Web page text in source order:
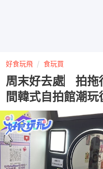
好食玩飛 食玩買
周末好去處︳拍
間韓式自拍館潮